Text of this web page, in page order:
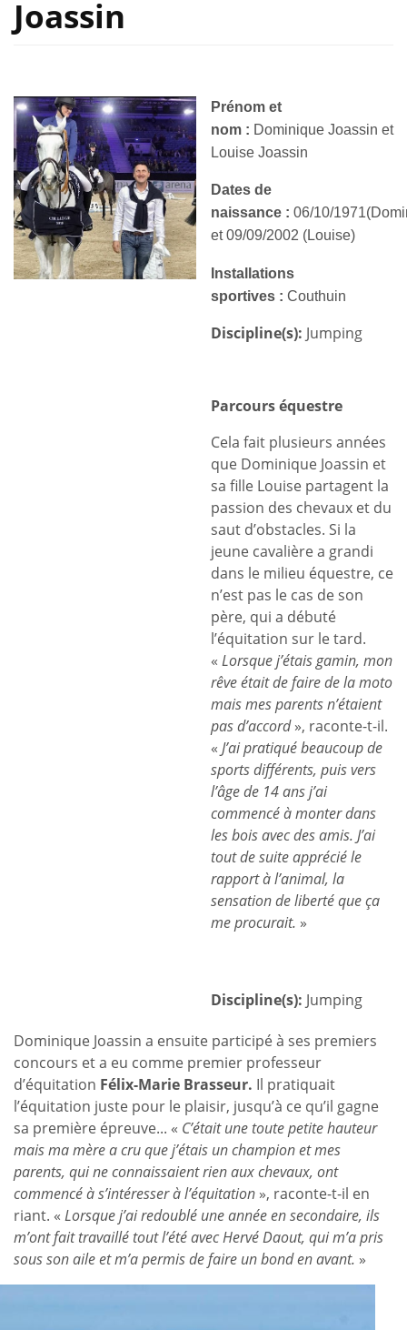
Joassin
Prénom et
nom : Dominique Joassin et
Louise Joassin
Dates de
naissance : 06/10/
et 09/09/2002 (Louise)
Installations
sportives : Couthuin
Discipline(s): Jumping
Parcours équestre
Cela fait plusieurs années
que Dominique Joassin et
sa fille Louise partagent la
passion des chevaux et du
saut d’obstacles. Si la
jeune cavalière a grandi
dans le milieu équestre, ce
n’est pas le cas de son
père, qui a débuté
l’équitation sur le tard.
« Lorsque j’étais gamin, mon
rêve était de faire de la moto
mais mes parents n’étaient
pas d’accord», raconte-t-il.
« J’ai pratiqué beaucoup de
sports différents, puis vers
l’âge de 14 ans j’ai
commencé à monter dans
les bois avec des amis. J’ai
tout de suite apprécié le
rapport à l’animal, la
sensation de liberté que ça
me procurait. »
Discipline(s): Jumping
Dominique Joassin a ensuite participé à ses premiers
concours et a eu comme premier professeur
d’équitation Félix-Marie Brasseur. Il pratiquait
l’équitation juste pour le plaisir, jusqu’à ce qu’il gagne
sa première épreuve... « C’était une toute petite hauteur
mais ma mère a cru que j’étais un champion et mes
parents, qui ne connaissaient rien aux chevaux, ont
commencé à s’intéresser à l’équitation », raconte-t-il en
riant. « Lorsque j’ai redoublé une année en secondaire, ils
m’ont fait travaillé tout l’été avec Hervé Daout, qui m’a pris
sous son aile et m’a permis de faire un bond en avant. »